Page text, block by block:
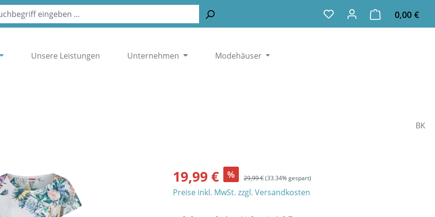
Du hast 0 Produkte auf
0,00 €
Unsere Leistungen Unternehmen Modehäuser
BK
19,99 € % 29,99 €(33.34% gespart)
Preise inkl. MwSt. zzgl. Versandkosten